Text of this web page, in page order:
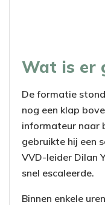
Wat is er
De formatie
nog een klap
informateur naar
gebruikte hij een
VVD-leider Dilan
snel escaleerde.
Binnen enkele